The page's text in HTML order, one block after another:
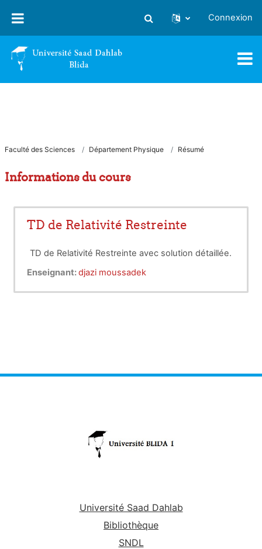
Activer/désactiver la saisie
Connexion
Faculté des Sciences Département Physique Résumé
Informations du cours
TD de Relativité Restreinte
TD de Relativité Restreinte avec solution détaillée.
Enseignant:djazi moussadek
Université Saad Dahlab
Bibliothèque
SNDL